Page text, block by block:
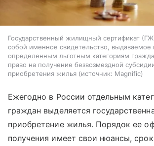
Государственный жилищный сертификат
собой именное свидетельство, выдаваемое
определенным льготным категориям
право на получение безвозмездной
приобретения жилья
источник: Magnific
Ежегодно в России отдельным
граждан выделяется
приобретение жилья. Порядок ее
получения имеет свои нюансы,